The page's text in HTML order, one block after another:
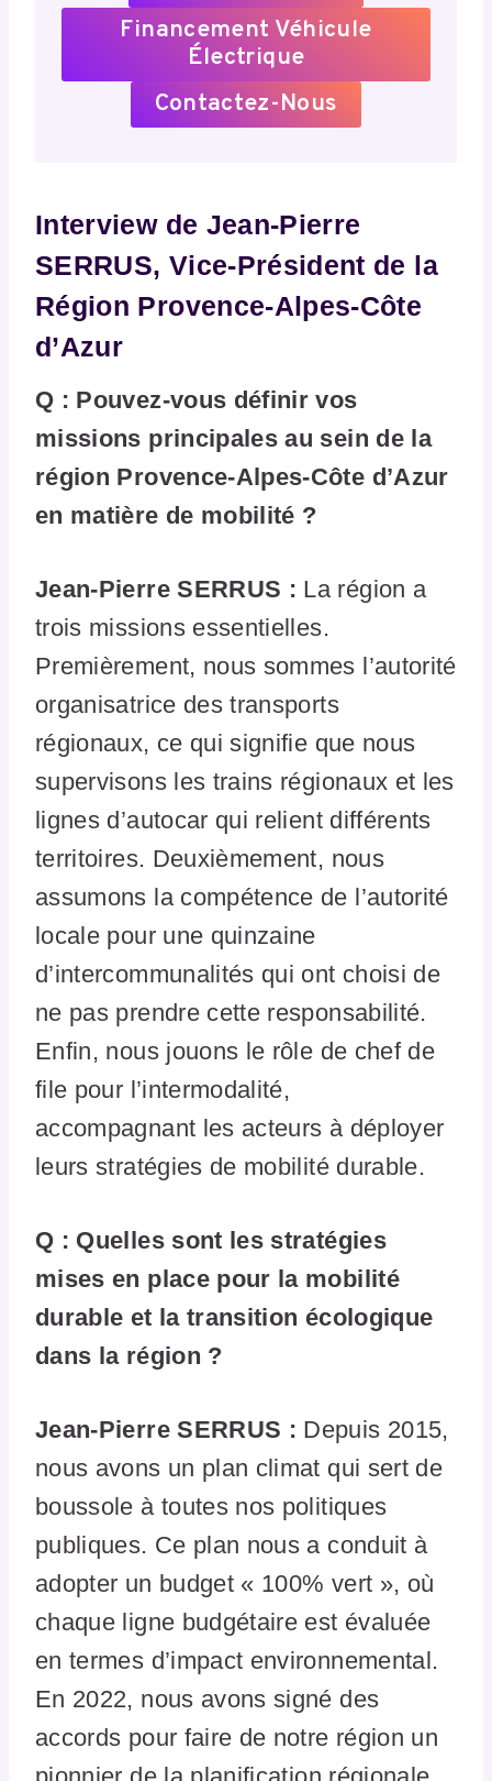
Financement Véhicule
Électrique
Contactez-Nous
Interview de Jean-Pierre
SERRUS, Vice-Président de la
Région Provence-Alpes-Côte
d’Azur
Q : Pouvez-vous définir vos
missions principales au sein de la
région Provence-Alpes-Côte d’Azur
en matière de mobilité ?
Jean-Pierre SERRUS : La région a
trois missions essentielles.
Premièrement, nous sommes l’autorité
organisatrice des transports
régionaux, ce qui signifie que nous
supervisons les trains régionaux et les
lignes d’autocar qui relient différents
territoires. Deuxièmement, nous
assumons la compétence de l’autorité
locale pour une quinzaine
d’intercommunalités qui ont choisi de
ne pas prendre cette responsabilité.
Enfin, nous jouons le rôle de chef de
file pour l’intermodalité,
accompagnant les acteurs à déployer
leurs stratégies de mobilité durable.
Q : Quelles sont les stratégies
mises en place pour la mobilité
durable et la transition écologique
dans la région ?
Jean-Pierre SERRUS : Depuis 2015,
nous avons un plan climat qui sert de
boussole à toutes nos politiques
publiques. Ce plan nous a conduit à
adopter un budget « 100% vert », où
chaque ligne budgétaire est évaluée
en termes d’impact environnemental.
En 2022, nous avons signé des
accords pour faire de notre région un